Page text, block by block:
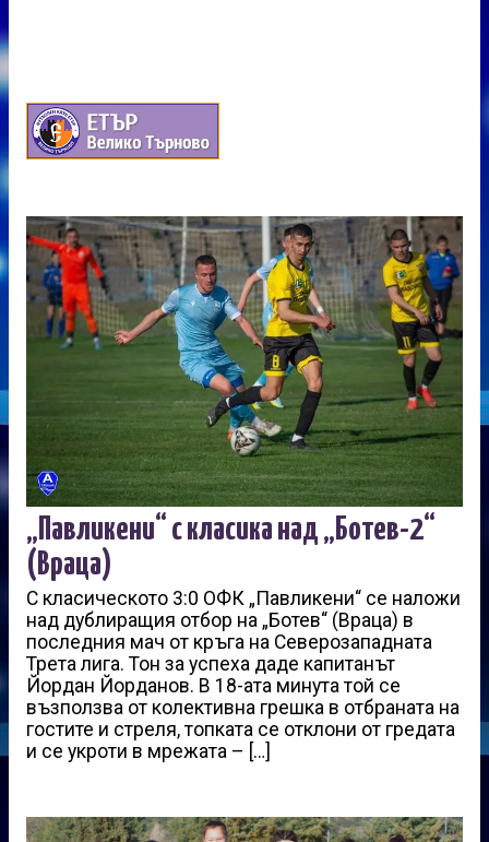
„Павликени“ с класика над „Ботев-2“
(Враца)
С класическото 3:0 ОФК „Павликени“ се наложи
над дублиращия отбор на „Ботев“ (Враца) в
последния мач от кръга на Северозападната
Трета лига. Тон за успеха даде капитанът
Йордан Йорданов. В 18-ата минута той се
възползва от колективна грешка в отбраната на
гостите и стреля, топката се отклони от гредата
и се укроти в мрежата – […]